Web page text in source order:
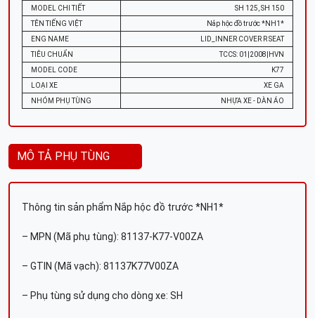
MODEL CHI TIẾT
SH 125, SH 150
TÊN TIẾNG VIỆT
Nắp hộc đồ trước *NH1*
ENG NAME
LID_INNER COVER R SEAT
TIÊU CHUẨN
TCCS: 01|2008|HVN
MODEL CODE
K77
LOẠI XE
XE GA
NHÓM PHỤ TÙNG
NHỰA XE - DÀN ÁO
MÔ TẢ PHỤ TÙNG
Thông tin sản phẩm Nắp hộc đồ trước *NH1*
– MPN (Mã phụ tùng): 81137-K77-V00ZA
– GTIN (Mã vạch): 81137K77V00ZA
– Phụ tùng sử dụng cho dòng xe: SH